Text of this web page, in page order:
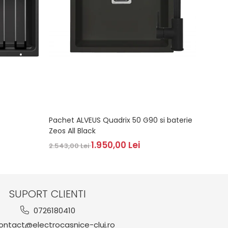
Pachet ALVEUS Quadrix 50 G90 si baterie
Zeos All Black
2.543,00 Lei1.950,00 Lei
SUPORT CLIENTI
0726180410
cluj.ro